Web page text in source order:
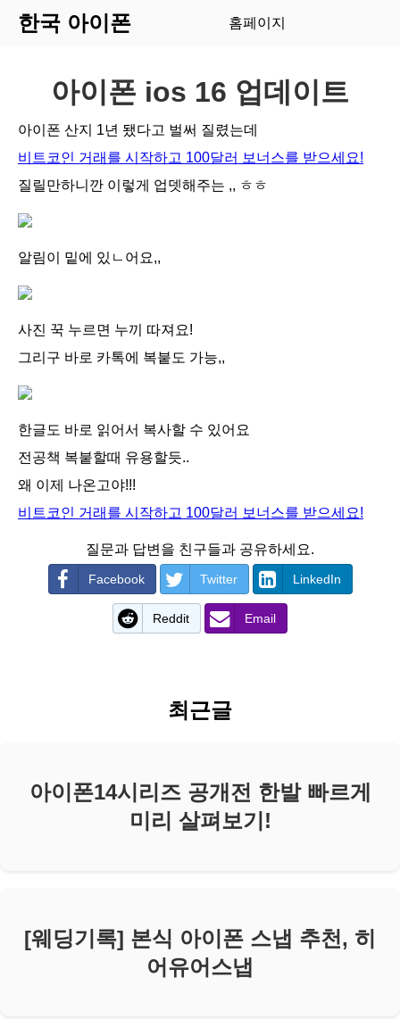
한국 아이폰 홈페이지
아이폰 ios 16 업데이트
아이폰 산지 1년 됐다고 벌써 질렸는데
비트코인 거래를 시작하고 100달러 보너스를 받으세요!
질릴만하니깐 이렇게 업뎃해주는 ,, ㅎㅎ
알림이 밑에 있ㄴ어요,,
사진 꾹 누르면 누끼 따져요!
그리구 바로 카톡에 복붙도 가능,,
한글도 바로 읽어서 복사할 수 있어요
전공책 복붙할때 유용할듯..
왜 이제 나온고야!!!
비트코인 거래를 시작하고 100달러 보너스를 받으세요!
질문과 답변을 친구들과 공유하세요.
Facebook Twitter LinkedIn
Reddit Email
최근글
아이폰14시리즈 공개전 한발 빠르게
미리 살펴보기!
[웨딩기록] 본식 아이폰 스냅 추천, 히
어유어스냅